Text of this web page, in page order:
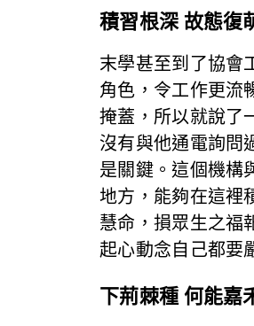
積習根深 故態復
末學甚至到了協會
角色，令工作更流
掩蓋，所以就說了
沒有與他通電詢問
是關鍵。這個機構
地方，能夠在這裡
慧命，損眾生之福
起心動念自己都要
下荊棘種 何能嘉